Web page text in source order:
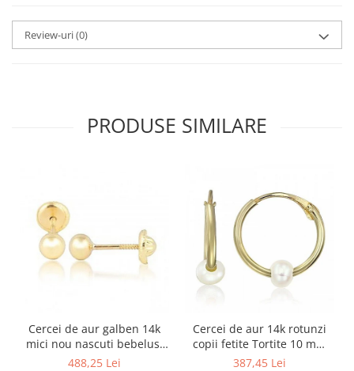
Review-uri(0)
PRODUSE SIMILARE
Cercei de aur galben 14k
mici nou nascuti bebelusi
Bilute 4mm
488,25 Lei
Cercei de aur 14k rotunzi
copii fetite Tortite 10 mm
perluta
387,45 Lei